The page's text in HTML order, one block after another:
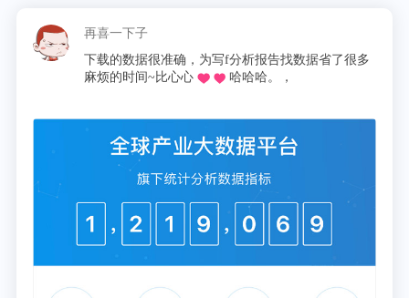
3、焦炭产业-焦炭生产企业业务布局对比
从八家焦炭生产企业销售布局来看，山西焦化、云煤
能源、山西黑猫以及
美锦能源 重点布局焦炭业务，其
企业重点布局国内市场，2025H1山西焦化国内市场
再喜一下子
下载的数据很准确，为写f分析报告找数据省了很多
麻烦的时间~比心心
哈哈哈。，